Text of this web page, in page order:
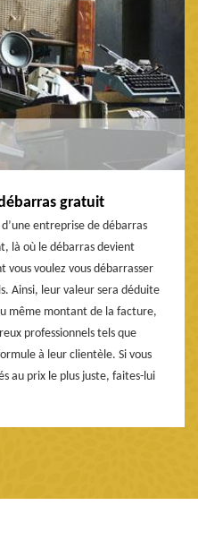
gratuit
entreprise de débarras
là où le débarras devient
vous voulez vous débarrasser
Ainsi, leur valeur sera déduite
même montant de la facture,
professionnels tels que
à leur clientèle. Si vous
au prix le plus juste, faites-lui